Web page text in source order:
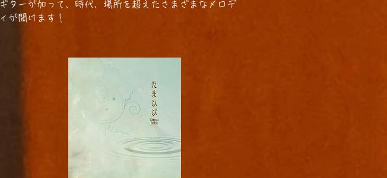
ギターが加って、時代、場所を超えたさまざまなメロデ
ィが聞けます！